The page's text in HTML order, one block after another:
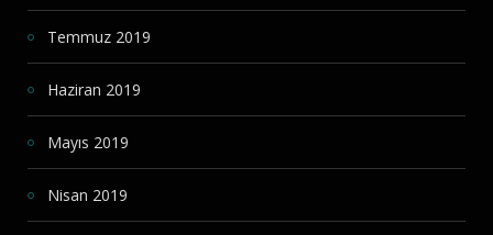
Temmuz 2019
Haziran 2019
Mayıs 2019
Nisan 2019